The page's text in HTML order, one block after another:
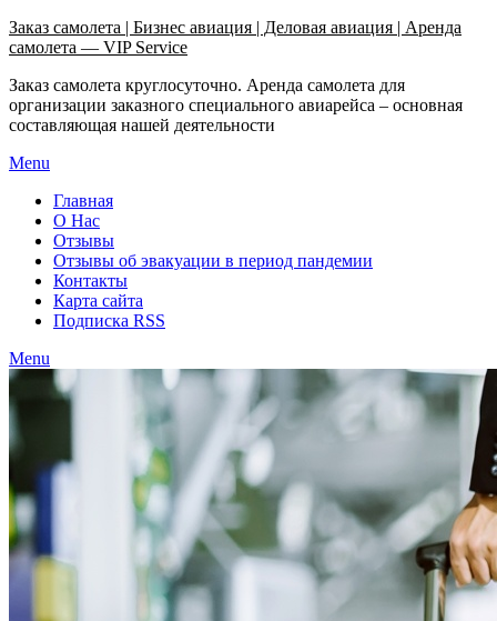
Заказ самолета | Бизнес авиация | Деловая авиация | Аренда
самолета — VIP Service
Заказ самолета круглосуточно. Аренда самолета для
организации заказного специального авиарейса – основная
составляющая нашей деятельности
Menu
Главная
О Нас
Отзывы
Отзывы об эвакуации в период пандемии
Контакты
Карта сайта
Подписка RSS
Menu